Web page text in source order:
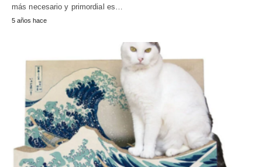
más necesario y primordial es…
5 años hace